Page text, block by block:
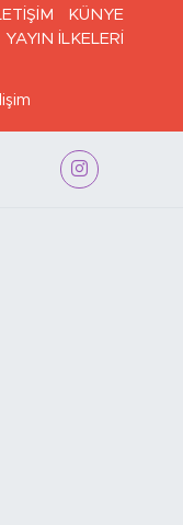
KÜNYE
YAYIN İLKELERİ